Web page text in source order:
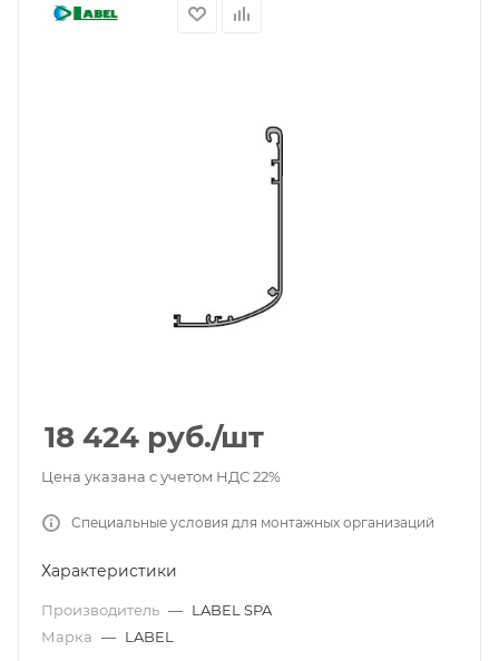
18 424 руб./шт
Цена указана с учетом НДС 22%
Специальные условия для монтажных организаций
Характеристики
Производитель — LABEL SPA
Марка — LABEL